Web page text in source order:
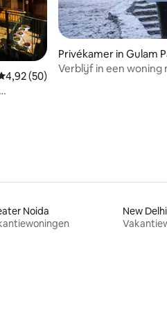
beoordeling van 4,92
4,92 (50)
Privékamer in Gulam
Verblijf in een woning
Noida
New Delhi